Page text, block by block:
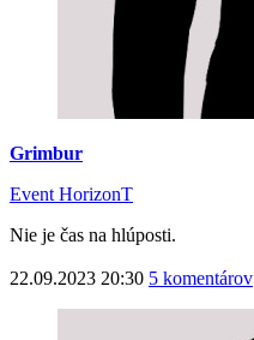
Grimbur
Event HorizonT
Nie je čas na hlúposti.
22.09.2023 20:30 5 komentárov